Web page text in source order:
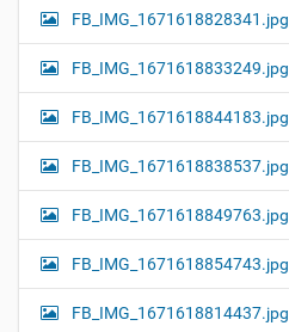
FB_IMG_1671618828341.jpg
FB_IMG_1671618833249.jpg
FB_IMG_1671618844183.jpg
FB_IMG_1671618838537.jpg
FB_IMG_1671618849763.jpg
FB_IMG_1671618854743.jpg
FB_IMG_1671618814437.jpg